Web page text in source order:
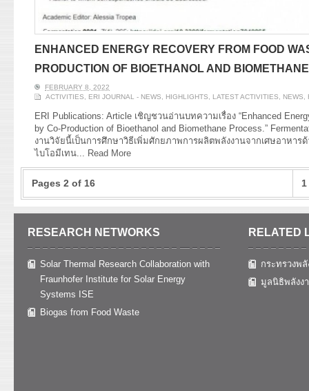
ENHANCED ENERGY RECOVERY FROM FOOD
PRODUCTION OF BIOETHANOL AND
FEBRUARY 8, 2022
ACTIVITIES, ERI JOURNAL - NEWS, HIGHLIGHTS, LATEST ACTIVITIES, NEWS,
ERI Publications: Article เชิญชวนอ่านบทความเรื่อง “Enhanced
by Co-Production of Bioethanol and Biomethane Process.”
งานวิจัยนี้เป็นการศึกษาวิธีเพิ่มศักยภาพการผลิตพลังงานจากเศษอาหาร
ไบโอมีเทน... Read More
Pages 2 of 16 1
RESEARCH NETWORKS
Solar Thermal Research Collaboration with
Fraunhofer Institute for Solar Energy
Systems ISE
Biogas from Food Waste
RELATED
กระทรวงพลั
มูลนิธิพลังง